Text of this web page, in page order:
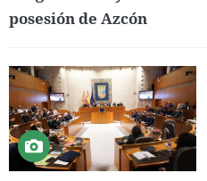
posesión de Azcón